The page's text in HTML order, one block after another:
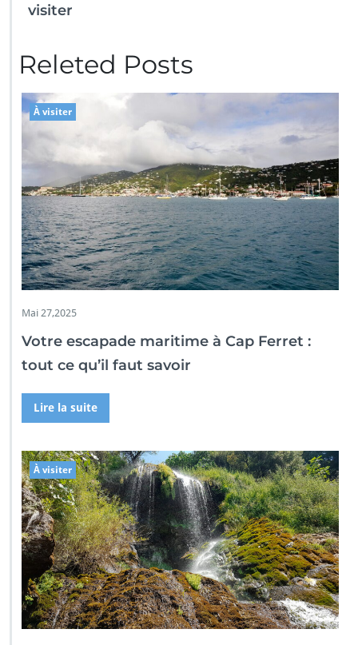
visiter
Releted Posts
À visiter
Mai 27,2025
Votre escapade maritime à Cap Ferret :
tout ce qu’il faut savoir
Lire la suite
À visiter